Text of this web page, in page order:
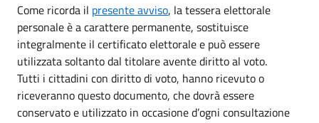
Come ricorda il presente avviso, la tessera elettorale
personale è a carattere permanente, sostituisce
integralmente il certificato elettorale e può essere
utilizzata soltanto dal titolare avente diritto al voto.
Tutti i cittadini con diritto di voto, hanno ricevuto o
riceveranno questo documento, che dovrà essere
conservato e utilizzato in occasione d’ogni consultazione